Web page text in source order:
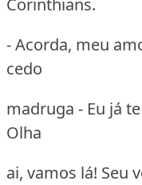
- Acorda, meu
cedo
madruga - Eu já
Olha
ai, vamos lá! Seu